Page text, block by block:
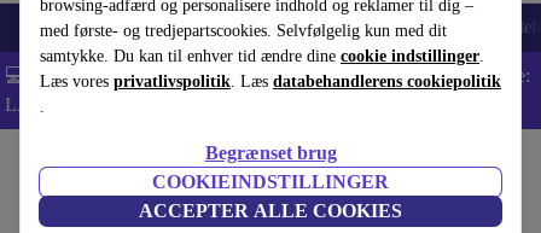
browsing-adfærd og personalisere indhold og reklamer til dig –
med første- og tredjepartscookies. Selvfølgelig kun med dit
samtykke. Du kan til enhver tid ændre dine cookie indstillinger.
Læs vores privatlivspolitik. Læs databehandlerens cookiepolitik
.
Begrænset brug
COOKIEINDSTILLINGER
ACCEPTER ALLE COOKIES
Smartphones Bærbare Tablets Smartwatches Tilbehør
💻 Ekstra 5% rabat på alle MacBooks og bærbare computere - Kode:
LAPTOP5 -
Husholdning Møbler
Dane enkelt-sæde Modul Danny Cream